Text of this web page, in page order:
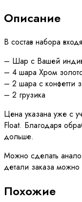
Описание
В состав набора
– Шар с Вашей
– 4 шара Хром
– 2 шара с конфетти
– 2 грузика
Цена указана уже с
Float. Благодаря
дольше.
Можно сделать
детали заказа
Похожие